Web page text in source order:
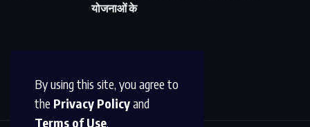
By using this site, you agree to
the Privacy Policyand
Terms of Use.
योजनाओं के